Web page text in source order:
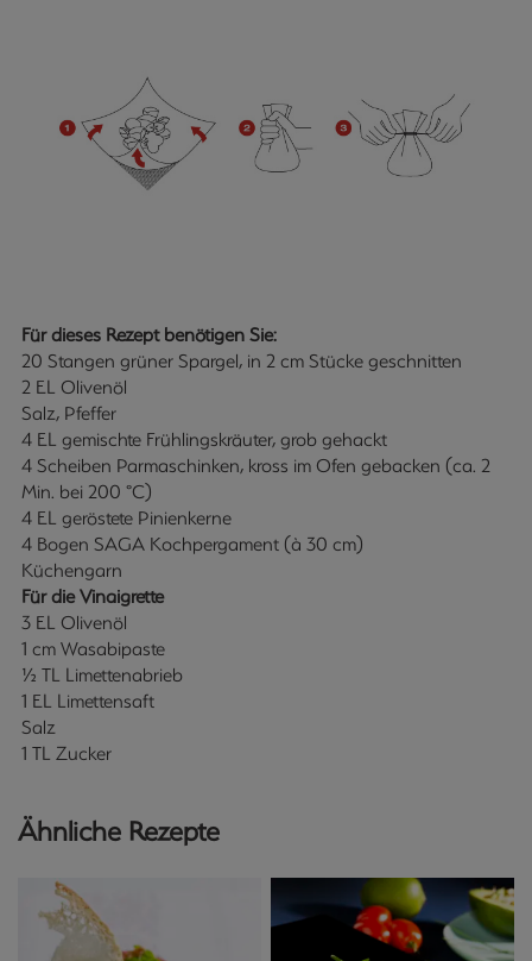
Für dieses Rezept benötigen Sie:
20 Stangen grüner Spargel, in 2 cm Stücke geschnitten
2 EL Olivenöl
Salz, Pfeffer
4 EL gemischte Frühlingskräuter, grob gehackt
4 Scheiben Parmaschinken, kross im Ofen gebacken (ca. 2
Min. bei 200 °C)
4 EL geröstete Pinienkerne
4 Bogen SAGA Kochpergament (à 30 cm)
Küchengarn
Für die Vinaigrette
3 EL Olivenöl
1 cm Wasabipaste
½ TL Limettenabrieb
1 EL Limettensaft
Salz
1 TL Zucker
Ähnliche Rezepte